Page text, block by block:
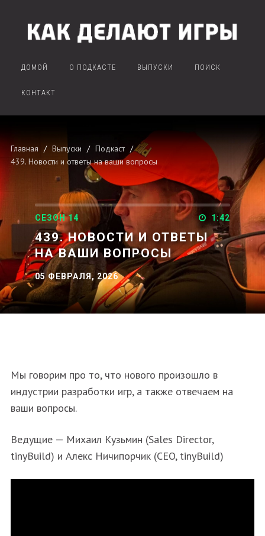
ДОМОЙ О ПОДКАСТЕ ВЫПУСКИ ПОИСК
КОНТАКТ
Главная Выпуски
Подкаст
439. Новости и ответы на ваши вопросы
СЕЗОН 14 1:42
439. НОВОСТИ И ОТВЕТЫ
НА ВАШИ ВОПРОСЫ
05 ФЕВРАЛЯ, 2026
Мы говорим про то, что нового произошло в
индустрии разработки игр, а также отвечаем на
ваши вопросы.
Ведущие — Михаил Кузьмин (Sales Director,
tinyBuild) и Алекс Ничипорчик (CEO, tinyBuild)